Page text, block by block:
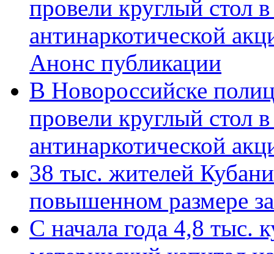
провели круглый стол
антинаркотической
Анонс публикации
В Новороссийске
провели круглый стол
антинаркотической
38 тыс. жителей
повышенном размере
С начала года 4,8 тыс.